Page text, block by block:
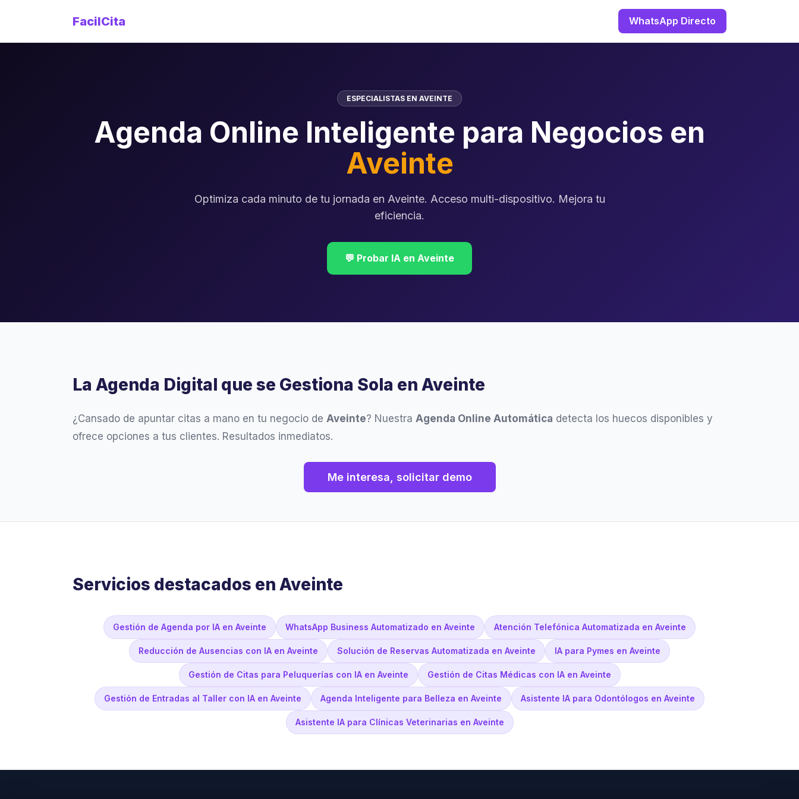
FacilCita WhatsApp Directo
ESPECIALISTAS EN AVEINTE
Agenda Online Inteligente para Negocios en
Aveinte
Optimiza cada minuto de tu jornada en Aveinte. Acceso multi-dispositivo. Mejora tu
eficiencia.
💬 Probar IA en Aveinte
La Agenda Digital que se Gestiona Sola en Aveinte
¿Cansado de apuntar citas a mano en tu negocio de Aveinte? Nuestra Agenda Online Automática detecta los huecos disponibles y
ofrece opciones a tus clientes. Resultados inmediatos.
Me interesa, solicitar demo
Servicios destacados en Aveinte
Gestión de Agenda por IA en Aveinte WhatsApp Business Automatizado en Aveinte Atención Telefónica Automatizada en Aveinte
Reducción de Ausencias con IA en Aveinte Solución de Reservas Automatizada en Aveinte IA para Pymes en Aveinte
Gestión de Citas para Peluquerías con IA en Aveinte Gestión de Citas Médicas con IA en Aveinte
Gestión de Entradas al Taller con IA en Aveinte Agenda Inteligente para Belleza en Aveinte Asistente IA para Odontólogos en Aveinte
Asistente IA para Clínicas Veterinarias en Aveinte